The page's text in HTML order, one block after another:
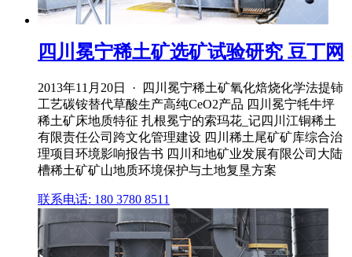
四川冕宁稀土矿选矿试验研究 豆丁网
2013年11月20日 · 四川冕宁稀土矿氧化焙烧化学法提铈
工艺碳铵替代草酸生产高纯CeO2产品 四川冕宁牦牛坪
稀土矿床地质特征 扎根冕宁的索玛花_记四川江铜稀土
有限责任公司跨文化管理建设 四川稀土尾矿矿库综合治
理项目环境影响报告书 四川和地矿业发展有限公司大陆
槽稀土矿矿山地质环境保护与土地复垦方案
联系电话: 180 3780 8511